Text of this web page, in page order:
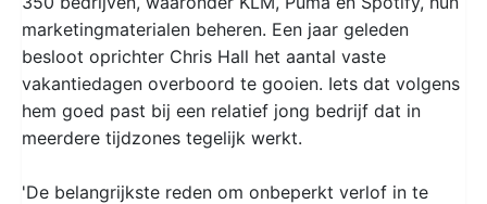
marketingmaterialen beheren. Een jaar geleden
besloot oprichter Chris Hall het aantal vaste
vakantiedagen overboord te gooien. Iets dat volgens
hem goed past bij een relatief jong bedrijf dat in
meerdere tijdzones tegelijk werkt.
'De belangrijkste reden om onbeperkt verlof in te